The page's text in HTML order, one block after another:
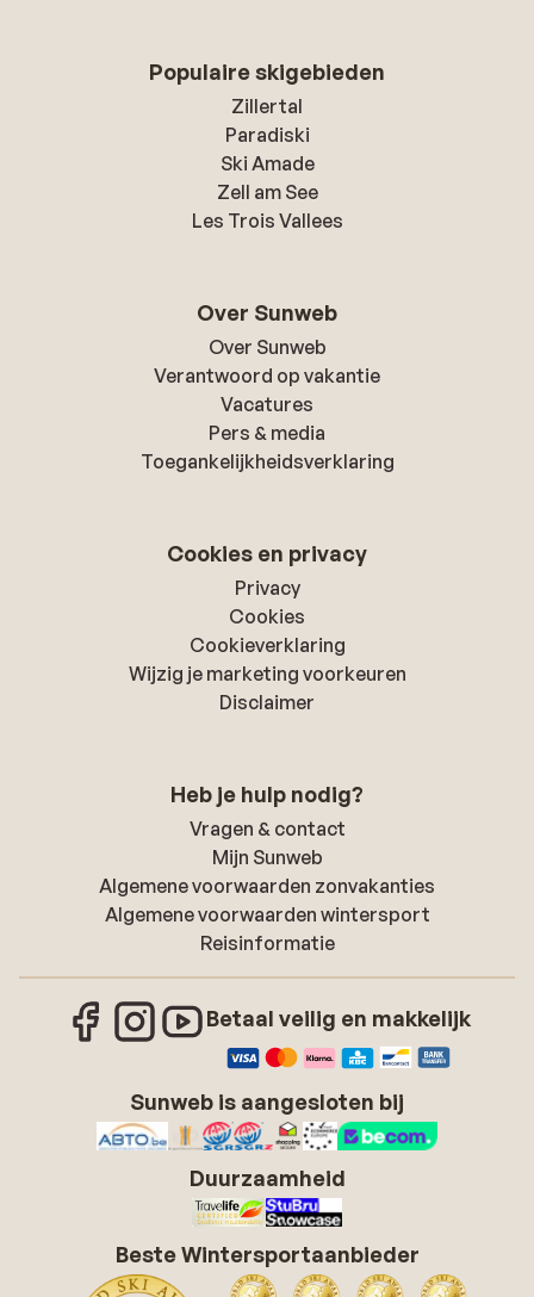
Populaire skigebieden
Zillertal
Paradiski
Ski Amade
Zell am See
Les Trois Vallees
Over Sunweb
Over Sunweb
Verantwoord op vakantie
Vacatures
Pers & media
Toegankelijkheidsverklaring
Cookies en privacy
Privacy
Cookies
Cookieverklaring
Wijzig je marketing voorkeuren
Disclaimer
Heb je hulp nodig?
Vragen & contact
Mijn Sunweb
Algemene voorwaarden zonvakanties
Algemene voorwaarden wintersport
Reisinformatie
Betaal veilig en makkelijk
Sunweb is aangesloten bij
Duurzaamheid
Beste Wintersportaanbieder